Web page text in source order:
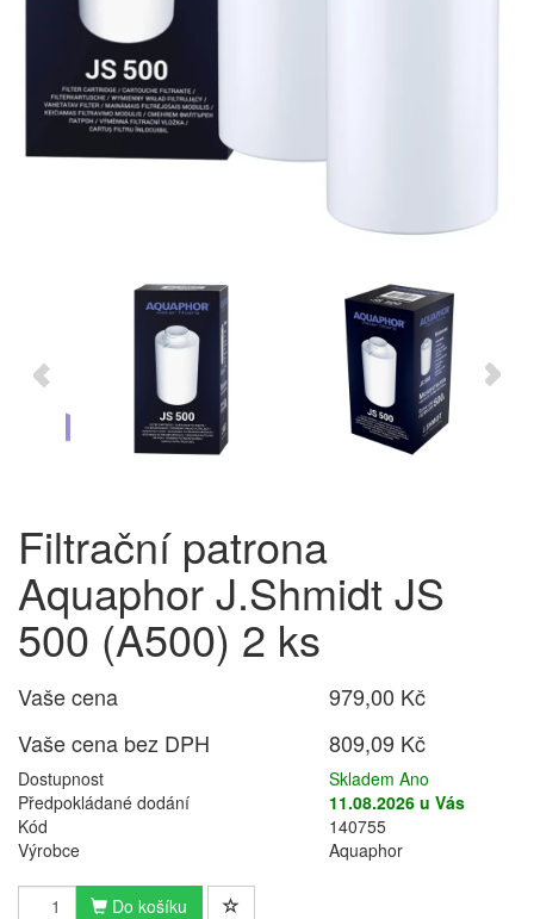
Filtrační patrona
Aquaphor J.Shmidt JS
500 (A500) 2 ks
Vaše cena
979,00 Kč
Vaše cena bez DPH
809,09 Kč
Dostupnost
Skladem Ano
Předpokládané dodání
11.08.2026 u Vás
Kód
140755
Výrobce
Aquaphor
Do košíku